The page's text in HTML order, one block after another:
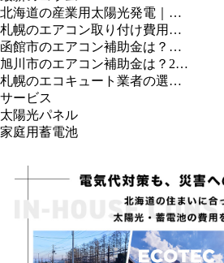
北海道の産業用太陽光発電｜…
札幌のエアコン取り付け費用…
函館市のエアコン補助金は？…
旭川市のエアコン補助金は？2…
札幌のエコキュート業者の選…
サービス
太陽光パネル
家庭用蓄電池